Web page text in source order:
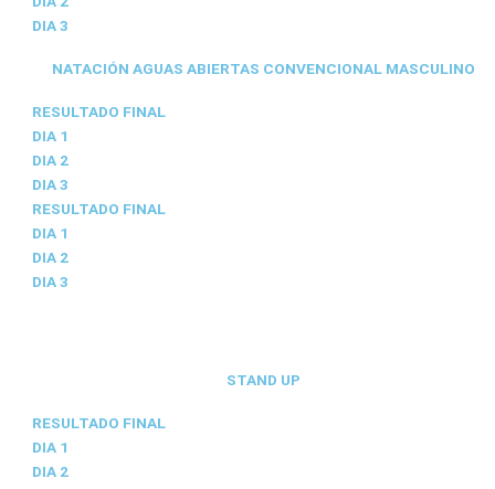
DIA 3
NATACIÓN AGUAS ABIERTAS CONVENCIONAL MASCULINO
RESULTADO FINAL
DIA 1
DIA 2
DIA 3
RESULTADO FINAL
DIA 1
DIA 2
DIA 3
STAND UP
RESULTADO FINAL
DIA 1
DIA 2